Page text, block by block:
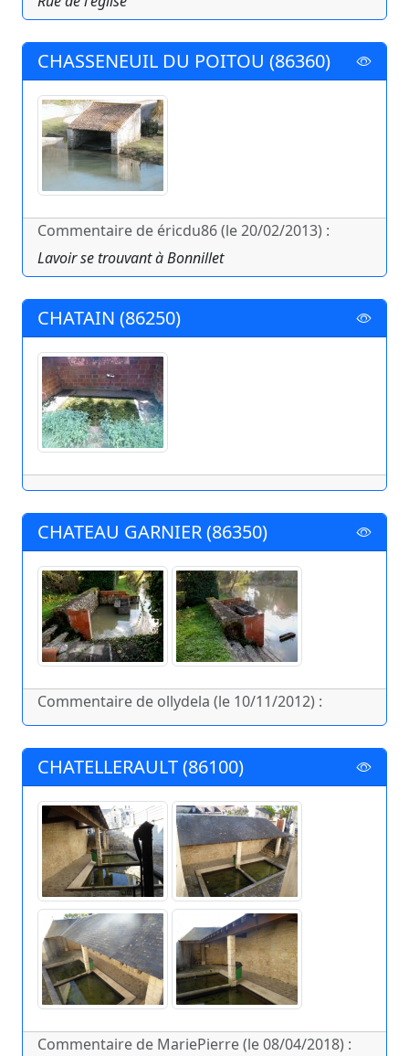
CHASSENEUIL DU POITOU (86360)
Commentaire de éricdu86 (le 20/02/2013) :
Lavoir se trouvant à Bonnillet
CHATAIN (86250)
CHATEAU GARNIER (86350)
Commentaire de ollydela (le 10/11/2012) :
CHATELLERAULT (86100)
Commentaire de MariePierre (le 08/04/2018) :